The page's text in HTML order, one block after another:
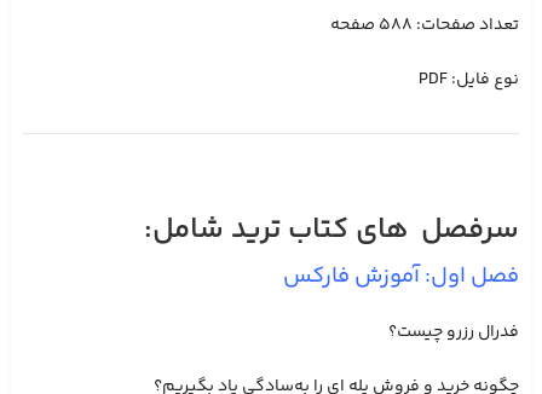
تعداد صفحات: ۵۸۸ صفحه
نوع فایل: PDF
سرفصل های کتاب ترید شامل:
فصل اول: آموزش فارکس
فدرال رزرو چیست؟
چگونه خرید و فروش پله‌ ای را به‌سادگی یاد بگیریم؟